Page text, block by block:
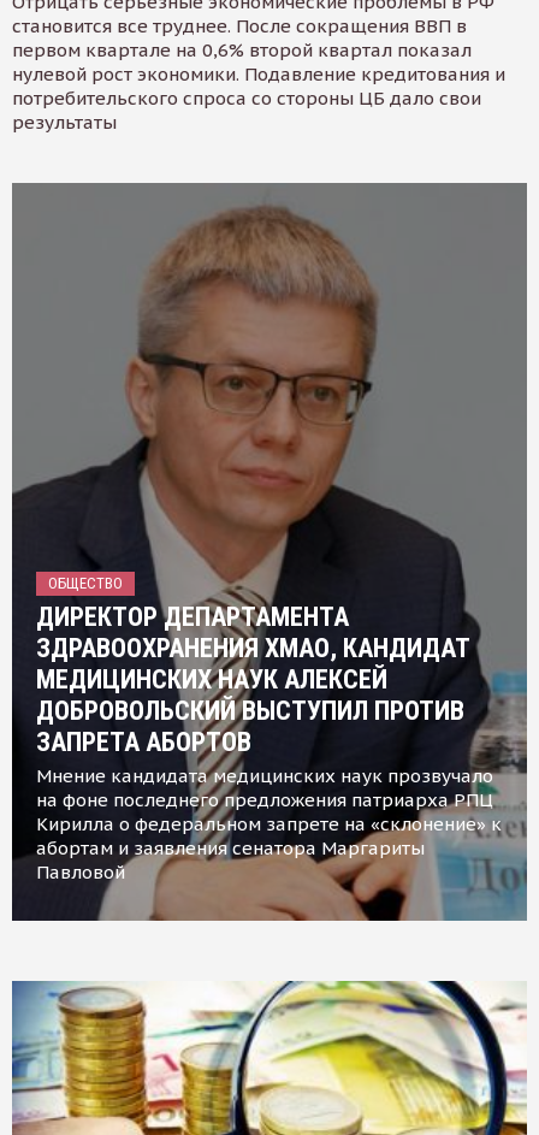
становится все труднее. После сокращения ВВП в
первом квартале на 0,6% второй квартал показал
нулевой рост экономики. Подавление кредитования и
потребительского спроса со стороны ЦБ дало свои
результаты
ОБЩЕСТВО
ДИРЕКТОР ДЕПАРТАМЕНТА
ЗДРАВООХРАНЕНИЯ ХМАО, КАНДИДАТ
МЕДИЦИНСКИХ НАУК АЛЕКСЕЙ
ДОБРОВОЛЬСКИЙ ВЫСТУПИЛ ПРОТИВ
ЗАПРЕТА АБОРТОВ
Мнение кандидата медицинских наук прозвучало
на фоне последнего предложения патриарха РПЦ
Кирилла о федеральном запрете на «склонение» к
абортам и заявления сенатора Маргариты
Павловой